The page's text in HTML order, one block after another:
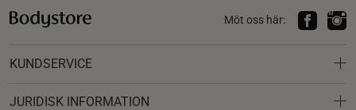
Möt oss här:
KUNDSERVICE
JURIDISK INFORMATION